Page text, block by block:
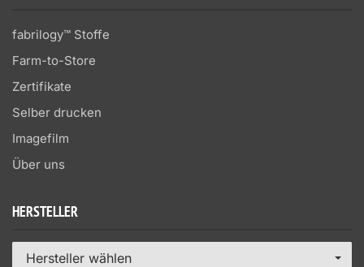
fabrilogy™ Stoffe
Farm-to-Store
Zertifikate
Selber drucken
Imagefilm
Über uns
HERSTELLER
Hersteller wählen